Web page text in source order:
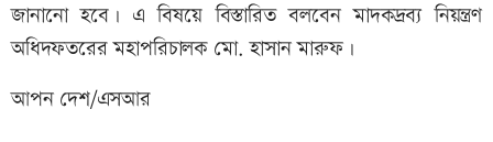
জানানো হবে। এ বিষয়ে বিস্তারিত বলবেন মাদকদ্রব্য নিয়ন্ত্রণ
অধিদফতরের মহাপরিচালক মো. হাসান মারুফ।
আপন দেশ/এসআর